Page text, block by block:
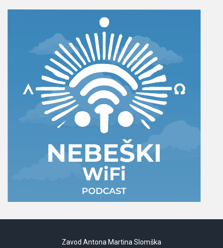
Zavod Antona Martina Slomška